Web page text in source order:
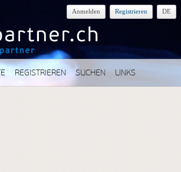
Anmelden Registrieren DE
REGISTRIEREN SUCHEN LINKS